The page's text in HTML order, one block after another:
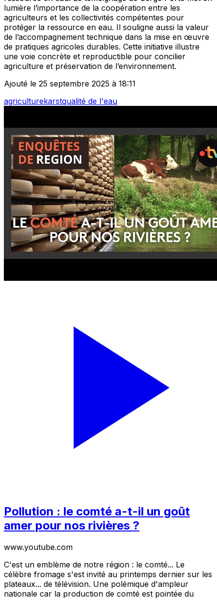
lumière l’importance de la coopération entre les
agriculteurs et les collectivités compétentes pour
protéger la ressource en eau. Il souligne aussi la valeur
de l’accompagnement technique dans la mise en œuvre
de pratiques agricoles durables. Cette initiative illustre
une voie concrète et reproductible pour concilier
agriculture et préservation de l’environnement.
Ajouté le 25 septembre 2025 à 18:11
agriculturekarstqualité de l'eau
Pollution : le comté a-t-il un goût
amer pour nos rivières ?
www.youtube.com
C'est un emblème de notre région : le comté... Le
célèbre fromage s'est invité au printemps dernier sur les
plateaux... de télévision. Une polémique d'ampleur
nationale car la production de comté est pointée du